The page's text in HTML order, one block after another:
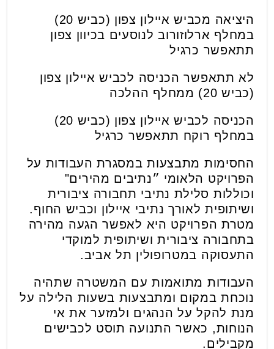
היציאה מכביש איילון צפון (כביש 20)
במחלף ארלוזורוב לנוסעים בכיוון צפון
תתאפשר כרגיל
לא תתאפשר הכניסה לכביש איילון צפון
(כביש 20) ממחלף ההלכה
הכניסה לכביש איילון צפון (כביש 20)
במחלף רוקח תתאפשר כרגיל
החסימות מתבצעות במסגרת העבודות על
הפרויקט הלאומי ״נתיבים מהירים"
וכוללות סלילת נתיבי תחבורה ציבורית
ושיתופית לאורך נתיבי איילון וכביש החוף.
מטרת הפרויקט היא לאפשר הגעה מהירה
בתחבורה ציבורית ושיתופית למוקדי
התעסוקה במטרופולין תל אביב.
העבודות מתואמות עם המשטרה שתהיה
נוכחת במקום ומתבצעות בשעות הלילה על
מנת להקל על הנהגים ולמזער את אי
הנוחות, כאשר התנועה תוסט לכבישים
מקבילים.